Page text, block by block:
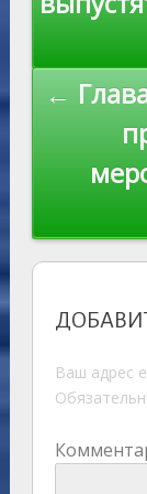
записям
←
Ваш адрес